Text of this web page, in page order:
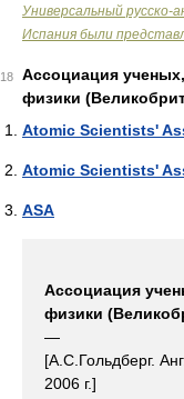
Универсальный русско-
Испания были
18
Ассоциация
физики
Atomic Scientists'
Atomic Scientists'
ASA
Ассоциация
физики
—
[А.С.Гольдберг.
2006 г.]